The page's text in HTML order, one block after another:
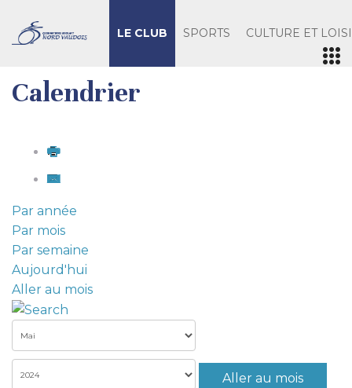
LE CLUB SPORTS CULTURE ET
Calendrier
Par année
Par mois
Par semaine
Aujourd'hui
Aller au mois
Aller au mois